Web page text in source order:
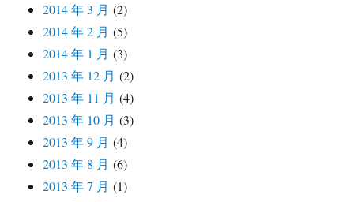
2014 年 3 月 (2)
2014 年 2 月 (5)
2014 年 1 月 (3)
2013 年 12 月 (2)
2013 年 11 月 (4)
2013 年 10 月 (3)
2013 年 9 月 (4)
2013 年 8 月 (6)
2013 年 7 月 (1)